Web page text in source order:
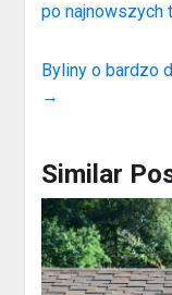
po najnowszych
Byliny o bardzo
→
Similar